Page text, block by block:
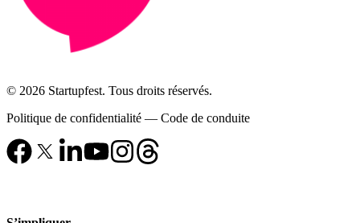
© 2026 Startupfest. Tous droits réservés.
Politique de confidentialité — Code de conduite